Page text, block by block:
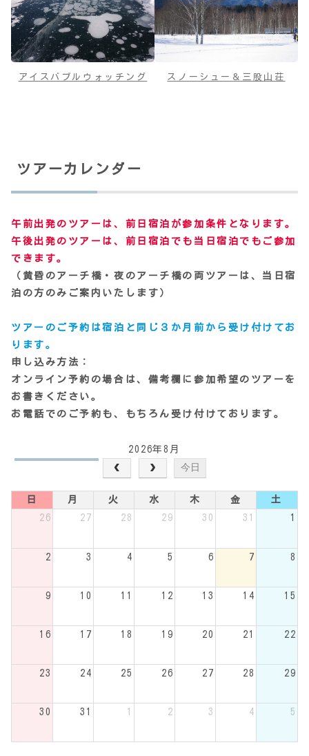
アイスバブルウォッチング スノーシュー＆三股山荘
ツアーカレンダー
午前出発のツアーは、前日宿泊が参加条件となります。
午後出発のツアーは、前日宿泊でも当日宿泊でもご参加
できます。
（黄昏のアーチ橋・夜のアーチ橋の両ツアーは、当日宿
泊の方のみご案内いたします）
ツアーのご予約は宿泊と同じ３か月前から受け付けてお
ります。
申し込み方法：
オンライン予約の場合は、備考欄に参加希望のツアーを
お書きください。
お電話でのご予約も、もちろん受け付けております。
2026年8月
今日
日 月 火 水 木 金
土
26
27 28 29 30 31 1
2 3 4 5 6 7 8
9 10 11 12 13 14 15
16 17 18 19 20 21 22
23 24 25 26 27 28 29
30 31 1 2 3 4 5